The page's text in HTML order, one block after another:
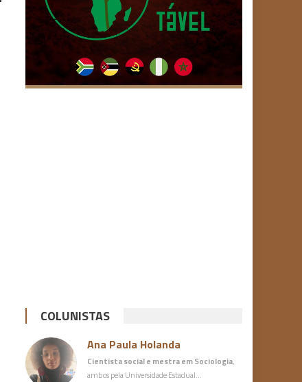
COLUNISTAS
Ana Paula Holanda
Cientista social e mestra em Sociologia,
ambos pela Universidade Estadual…